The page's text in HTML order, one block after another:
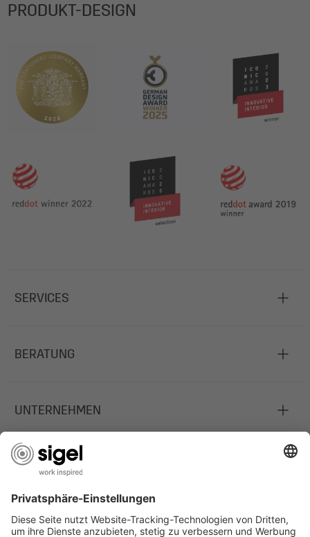
PRODUKT-DESIGN
SERVICES
BERATUNG
UNTERNEHMEN
JOBS
INFORMATIONEN